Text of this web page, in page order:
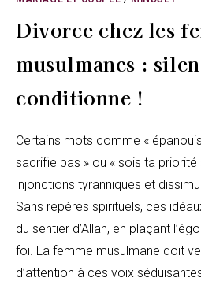
Divorce chez les
musulmanes :
conditionne !
Certains mots comme «
sacrifie pas » ou « sois ta priorité
injonctions tyranniques et
Sans repères spirituels, ces
du sentier d’Allah, en plaçant
foi. La femme musulmane doit
d’attention à ces voix